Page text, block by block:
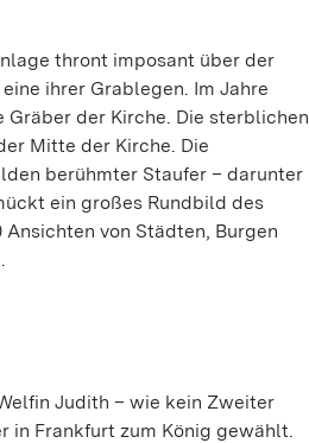
thront imposant über der
ihrer Grablegen. Im Jahre
der Kirche. Die sterblichen
Mitte der Kirche. Die
berühmter Staufer – darunter
ein großes Rundbild des
von Städten, Burgen
Judith – wie kein Zweiter
in Frankfurt zum König gewählt.